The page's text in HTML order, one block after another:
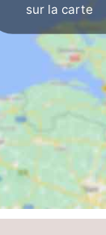
sur la carte